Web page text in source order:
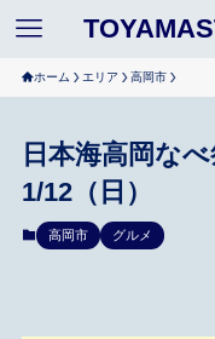
ホーム エリア 高岡市
日本海高岡な
1/12（日）
高岡市 グルメ